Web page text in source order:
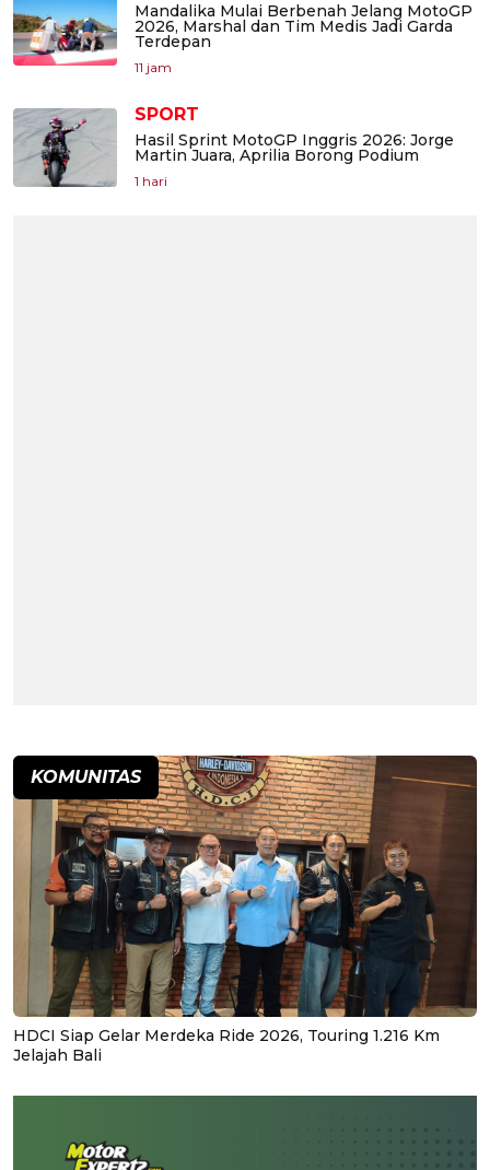
Mandalika Mulai Berbenah Jelang MotoGP
2026, Marshal dan Tim Medis Jadi Garda
Terdepan
11 jam
SPORT
Hasil Sprint MotoGP Inggris 2026: Jorge
Martin Juara, Aprilia Borong Podium
1 hari
KOMUNITAS
HDCI Siap Gelar Merdeka Ride 2026, Touring 1.216 Km
Jelajah Bali